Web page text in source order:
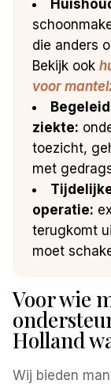
die anders
Bekijk ook
voor
ziekte:
toezicht,
met
operatie:
terugkomt
moet
Voor wie
Holland
Wij bieden